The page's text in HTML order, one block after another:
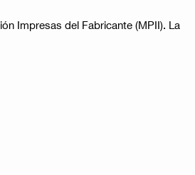
Impresas del Fabricante (MPII). La